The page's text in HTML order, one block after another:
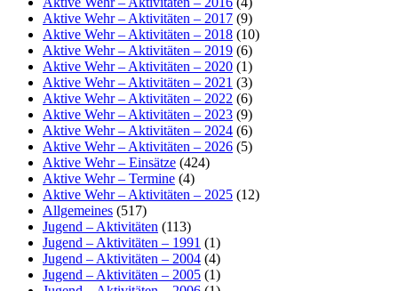
Aktive Wehr – Aktivitäten – 2017 (9)
Aktive Wehr – Aktivitäten – 2018 (10)
Aktive Wehr – Aktivitäten – 2019 (6)
Aktive Wehr – Aktivitäten – 2020 (1)
Aktive Wehr – Aktivitäten – 2021 (3)
Aktive Wehr – Aktivitäten – 2022 (6)
Aktive Wehr – Aktivitäten – 2023 (9)
Aktive Wehr – Aktivitäten – 2024 (6)
Aktive Wehr – Aktivitäten – 2026 (5)
Aktive Wehr – Einsätze (424)
Aktive Wehr – Termine (4)
Aktive Wehr – Aktivitäten – 2025 (12)
Allgemeines (517)
Jugend – Aktivitäten (113)
Jugend – Aktivitäten – 1991 (1)
Jugend – Aktivitäten – 2004 (4)
Jugend – Aktivitäten – 2005 (1)